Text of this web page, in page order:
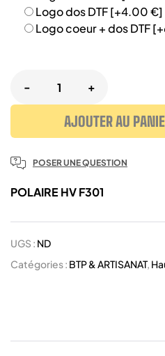
Logo dos DTF[+4.00 €]
Logo coeur + dos DTF
- +
AJOUTER AU
POSER UNE QUESTION
POLAIRE HV F301
UGS : ND
Catégories : BTP & ARTISANAT,